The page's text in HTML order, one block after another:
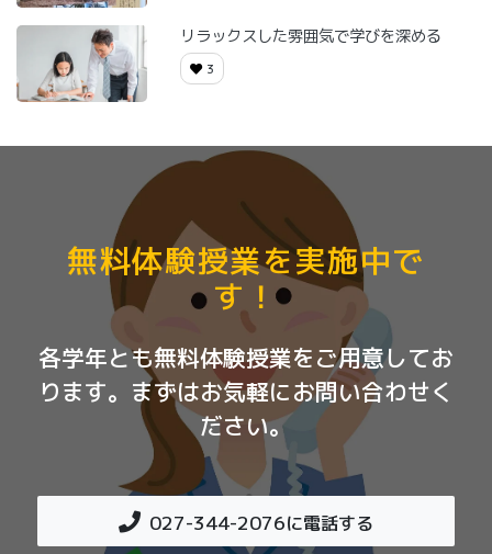
リラックスした雰囲気で学びを深める
3
無料体験授業を実施中で
す！
各学年とも無料体験授業をご用意してお
ります。まずはお気軽にお問い合わせく
ださい。
027-344-2076に電話する